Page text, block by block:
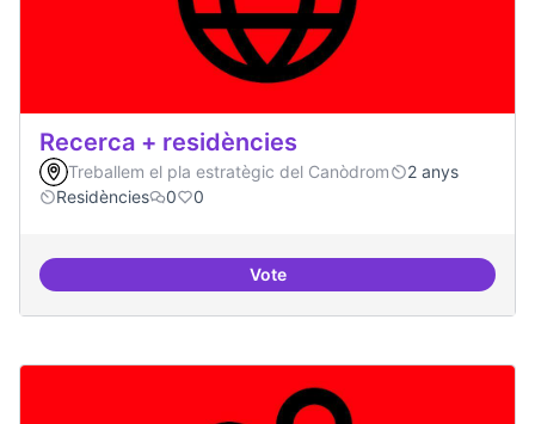
Recerca + residències
Treballem el pla estratègic del Canòdrom
2 anys
Residències
0 0
VoteRecerca + residències